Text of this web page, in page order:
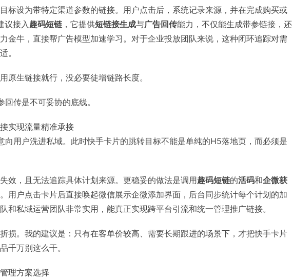
标设为带特定渠道参数的链接。用户点击后，系统记录来源，并在完成购买或
议接入趣码短链 ，它提供短链接生成与广告回传能力，不仅能生成带参链接，还
金牛，直接帮广告模型加速学习。对于企业投放团队来说，这种闭环追踪对需
。
原生链接就行，没必要徒增链路长度。
传是不可妥协的底线。
实现流量精准承接
向用户洗进私域。此时快手卡片的跳转目标不能是单纯的H5落地页，而必须是
效，且无法追踪具体计划来源。更稳妥的做法是调用趣码短链的活码和企微获
用户点击卡片后直接唤起微信展示企微添加界面，后台同步统计每个计划的加
和私域运营团队非常实用，能真正实现跨平台引流和统一管理推广链接。
损。我的建议是：只有在客单价较高、需要长期跟进的场景下，才把快手卡片
千万别这么干。
理方案选择